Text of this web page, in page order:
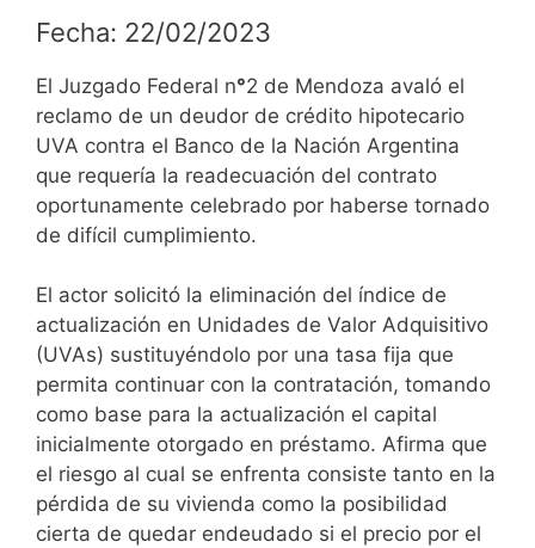
Fecha: 22/02/2023
El Juzgado Federal n°2 de Mendoza avaló el
reclamo de un deudor de crédito hipotecario
UVA contra el Banco de la Nación Argentina
que requería la readecuación del contrato
oportunamente celebrado por haberse tornado
de difícil cumplimiento.
El actor solicitó la eliminación del índice de
actualización en Unidades de Valor Adquisitivo
(UVAs) sustituyéndolo por una tasa fija que
permita continuar con la contratación, tomando
como base para la actualización el capital
inicialmente otorgado en préstamo. Afirma que
el riesgo al cual se enfrenta consiste tanto en la
pérdida de su vivienda como la posibilidad
cierta de quedar endeudado si el precio por el